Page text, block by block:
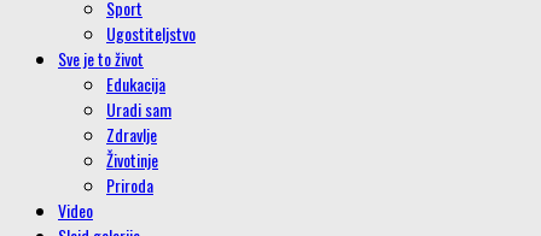
Sport
Ugostiteljstvo
Sve je to život
Edukacija
Uradi sam
Zdravlje
Životinje
Priroda
Video